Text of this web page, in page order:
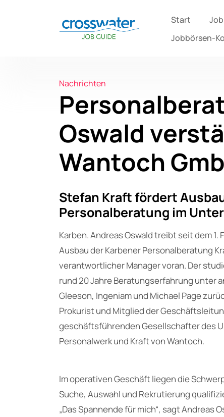
Start
Jobbörsen-
Nachrichten
Oswald
Wantoch
Stefan Kraft fördert
Personalberatung im
Karben. Andreas Oswald treibt seit dem 1.
Ausbau der Karbener Personalberatung
verantwortlicher Manager voran. Der
rund 20 Jahre Beratungserfahrung unter
Gleeson, Ingeniam und Michael Page
Prokurist und Mitglied der
geschäftsführenden Gesellschafter des
Personalwerk und Kraft von Wantoch.
Im operativen Geschäft liegen die
Suche, Auswahl und Rekrutierung
„Das Spannende für mich“, sagt Andreas